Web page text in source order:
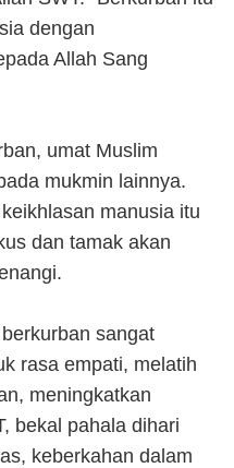
dengan
Allah Sang
umat Muslim
mukmin lainnya.
manusia itu
dan tamak akan
sangat
rasa empati, melatih
meningkatkan
bekal pahala dihari
keberkahan dalam